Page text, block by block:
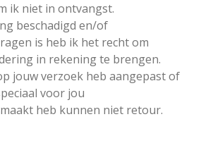
ik niet in ontvangst.
beschadigd en/of
is heb ik het recht om
in rekening te brengen.
jouw verzoek heb aangepast of
voor jou
heb kunnen niet retour.